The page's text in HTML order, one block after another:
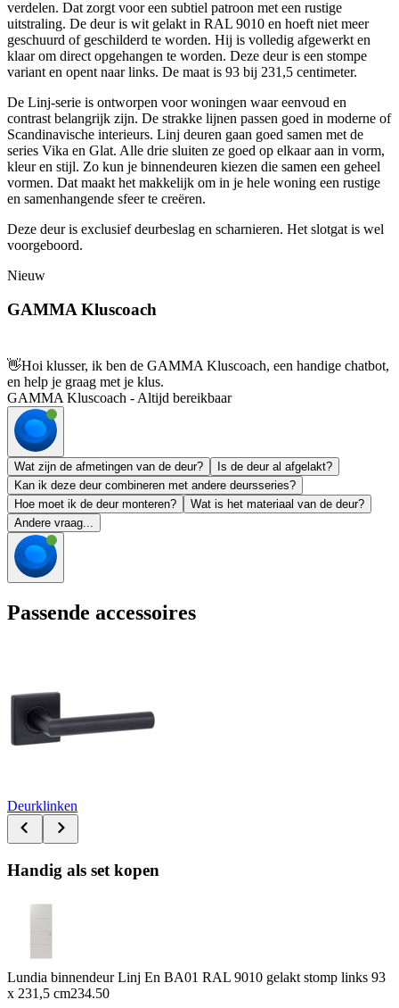
verdelen. Dat zorgt voor een subtiel patroon met een rustige
uitstraling. De deur is wit gelakt in RAL 9010 en hoeft niet meer
geschuurd of geschilderd te worden. Hij is volledig afgewerkt en
klaar om direct opgehangen te worden. Deze deur is een stompe
variant en opent naar links. De maat is 93 bij 231,5 centimeter.
De Linj-serie is ontworpen voor woningen waar eenvoud en
contrast belangrijk zijn. De strakke lijnen passen goed in moderne of
Scandinavische interieurs. Linj deuren gaan goed samen met de
series Vika en Glat. Alle drie sluiten ze goed op elkaar aan in vorm,
kleur en stijl. Zo kun je binnendeuren kiezen die samen een geheel
vormen. Dat maakt het makkelijk om in je hele woning een rustige
en samenhangende sfeer te creëren.
Deze deur is exclusief deurbeslag en scharnieren. Het slotgat is wel
voorgeboord.
Nieuw
GAMMA Kluscoach
👋Hoi klusser, ik ben de GAMMA Kluscoach, een handige chatbot,
en help je graag met je klus.
GAMMA Kluscoach - Altijd bereikbaar
Wat zijn de afmetingen van de deur?
Is de deur al afgelakt?
Kan ik deze deur combineren met andere deursseries?
Hoe moet ik de deur monteren?
Wat is het materiaal van de deur?
Andere vraag...
Passende accessoires
Deurklinken
Handig als set kopen
Lundia binnendeur Linj En BA01 RAL 9010 gelakt stomp links 93
x 231,5 cm234.50